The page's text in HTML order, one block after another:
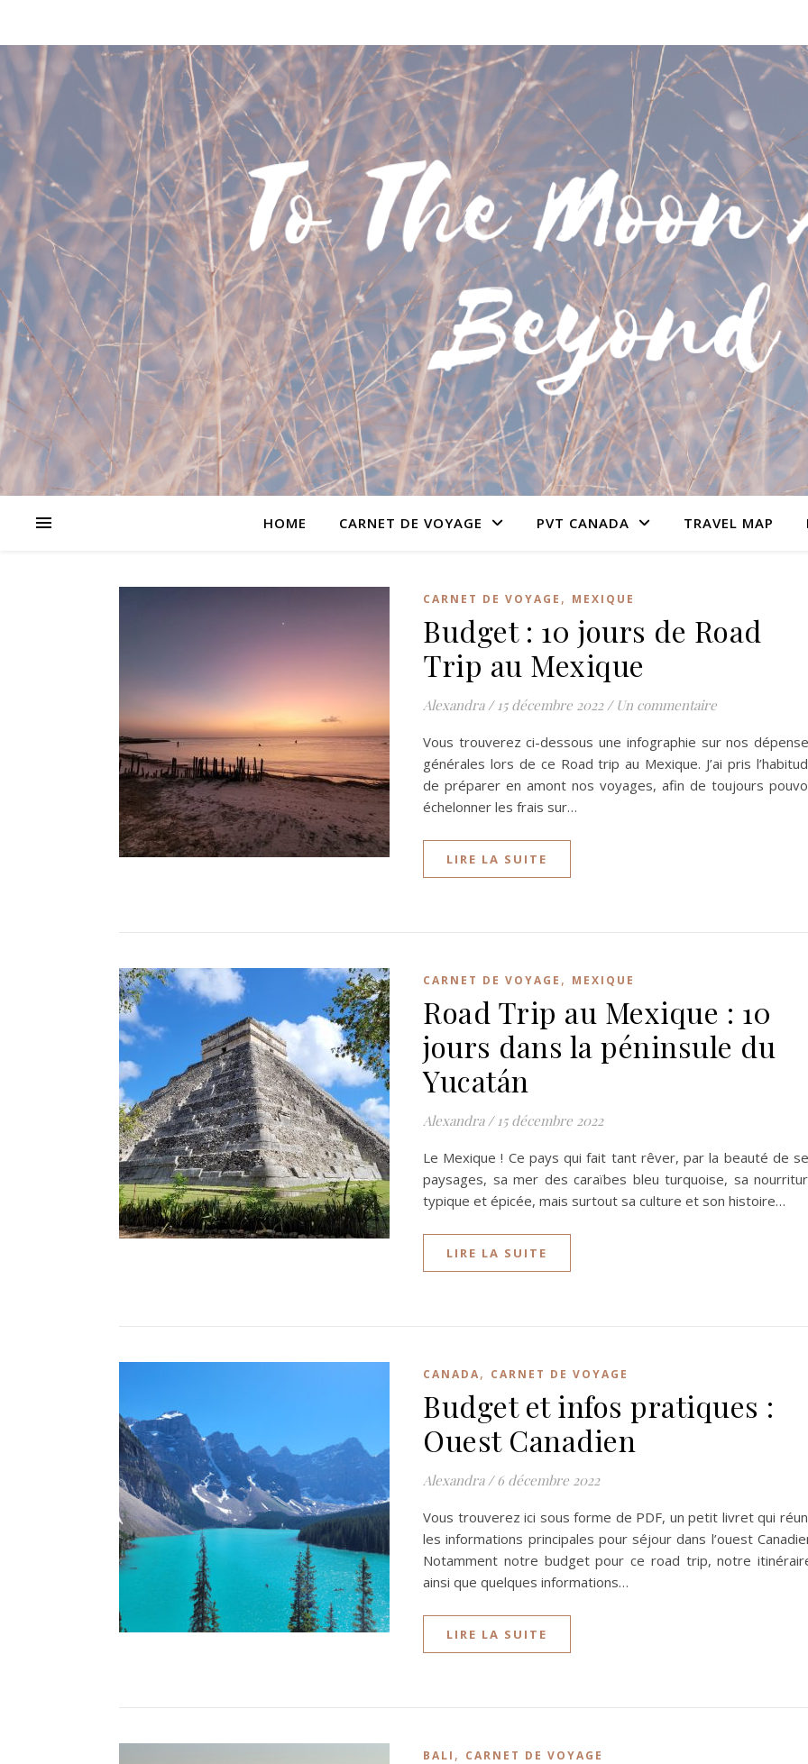
HOME CARNET DE VOYAGE PVT CANADA TRAVEL MAP
CARNET DE VOYAGE , MEXIQUE
Budget : 10 jours de Road
Trip au Mexique
Alexandra / 15 décembre 2022 / Un commentaire
Vous trouverez ci-dessous une infographie sur nos
générales lors de ce Road trip au Mexique. J’ai pris
de préparer en amont nos voyages, afin de toujours
échelonner les frais sur…
LIRE LA SUITE
CARNET DE VOYAGE , MEXIQUE
Road Trip au Mexique : 10
jours dans la péninsule du
Yucatán
Alexandra / 15 décembre 2022
Le Mexique ! Ce pays qui fait tant rêver, par la beauté de
paysages, sa mer des caraïbes bleu turquoise, sa
typique et épicée, mais surtout sa culture et son histoire…
LIRE LA SUITE
CANADA, CARNET DE VOYAGE
Budget et infos pratiques :
Ouest Canadien
Alexandra / 6 décembre 2022
Vous trouverez ici sous forme de PDF, un petit livret qui
les informations principales pour séjour dans l’ouest
Notamment notre budget pour ce road trip, notre
ainsi que quelques informations…
LIRE LA SUITE
BALI , CARNET DE VOYAGE